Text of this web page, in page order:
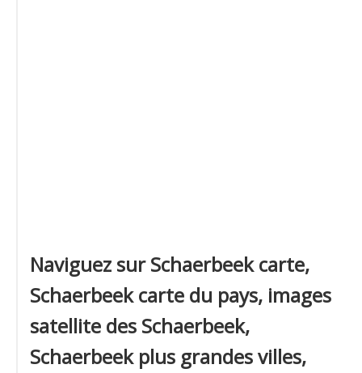
Naviguez sur Schaerbeek carte,
Schaerbeek carte du pays, images
satellite des Schaerbeek,
Schaerbeek plus grandes villes,